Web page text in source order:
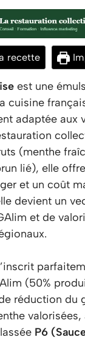
recette
est une
cuisine
adaptée aux
(menthe
lié), elle
et un coût
devient un
et de
(50%
réduction du
P6